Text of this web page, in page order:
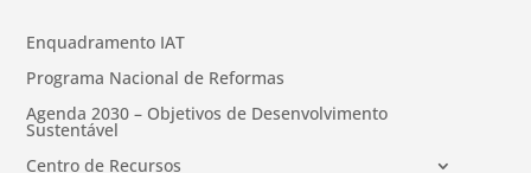
Enquadramento IAT
Programa Nacional de Reformas
Agenda 2030 – Objetivos de Desenvolvimento
Sustentável
Centro de Recursos